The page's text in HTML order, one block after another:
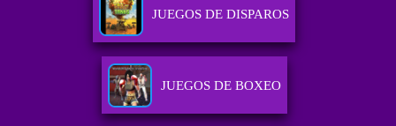
JUEGOS DE DISPAROS
JUEGOS DE BOXEO